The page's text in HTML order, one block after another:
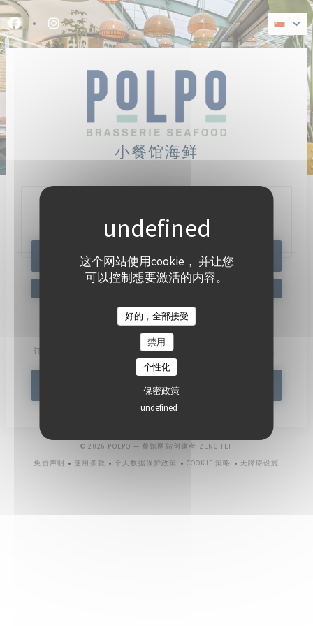
Cookie管理面板
这个网站使用cookie， 并让您
可以控制想要激活的内容。
好的，全部接受
禁用
个性化
保密政策
undefined
Facebook ((在新窗口中打开))
Instagram ((在新窗口中打开))
小餐馆海鲜
47, Quai Charles Pasqua,92300 Levallois-Perret
预订餐位
了解最新信息
订阅我们的时事通讯，通过电子邮件接收我们的个性化通讯和营销优惠。
订阅
© 2026 POLPO — 餐馆网站创建者 ZENCHEF
免责声明
使用条款
个人数据保护政策
COOKIE 策略
无障碍设施